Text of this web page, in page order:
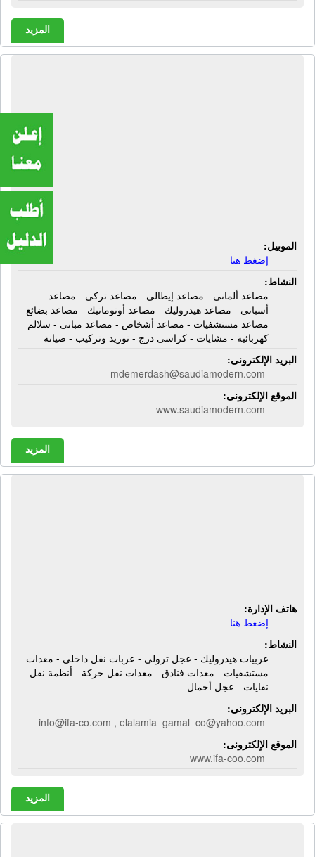
المزيد
- مصاعد تركى - مصاعد أسبانى - مصاعد
هيدروليك - مصاعد أوتوماتيك - مصاعد
أشخاص - مصاعد مبانى - سلالم كهربائية
- مشايات - كراسى درج - توريد وتركيب -
الموبيل:
إضغط هنا
النشاط:
مصاعد ألمانى - مصاعد إيطالى - مصاعد تركى - مصاعد
أسبانى - مصاعد هيدروليك - مصاعد أوتوماتيك - مصاعد بضائع -
مصاعد مستشفيات - مصاعد أشخاص - مصاعد مبانى - سلالم
كهربائية - مشايات - كراسى درج - توريد وتركيب - صيانة
البريد الإلكترونى:
mdemerdash@saudiamodern.com
الموقع الإلكترونى:
www.saudiamodern.com
المزيد
هاتف الإدارة:
إضغط هنا
النشاط:
عربيات هيدروليك - عجل ترولى - عربات نقل داخلى - معدات
مستشفيات - معدات فنادق - معدات نقل حركة - أنظمة نقل
نفايات - عجل أحمال
البريد الإلكترونى:
info@ifa-co.com , elalamia_gamal_co@yahoo.com
الموقع الإلكترونى:
www.ifa-coo.com
المزيد